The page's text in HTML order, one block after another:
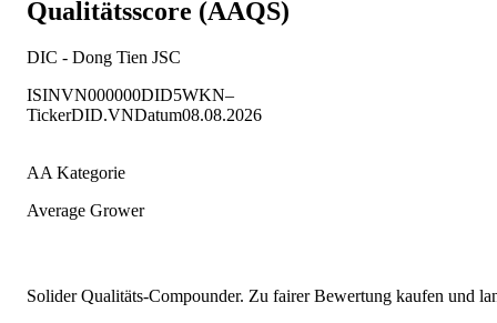
Qualitätsscore (AAQS)
DIC - Dong Tien JSC
ISINVN000000DID5WKN–
TickerDID.VNDatum08.08.2026
AA Kategorie
Average Grower
Solider Qualitäts-Compounder. Zu fairer Bewertung kaufen und